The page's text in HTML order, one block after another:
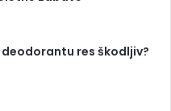
deodorantu res škodljiv?